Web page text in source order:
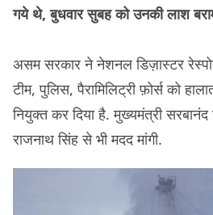
गये थे, बुधवार सुबह को उनकी लाश
असम सरकार ने नेशनल डिज़ास्टर
टीम, पुलिस, पैरामिलिट्री फ़ोर्स को
नियुक्त कर दिया है. मुख्यमंत्री सरबानंद
राजनाथ सिंह से भी मदद मांगी.